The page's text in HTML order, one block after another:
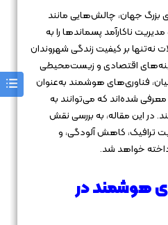
جهان، چالش‌هایی مانند
ناکارآمد پسماندها را به
بر کیفیت زندگی شهروندان
اقتصادی و زیست‌محیطی
میان، فناوری‌های هوشمند به‌عنوان
معرفی شده‌اند که می‌توانند به
این مقاله، به بررسی نقش
ترافیک، کاهش آلودگی، و
خواهد شد.
هوشمند در